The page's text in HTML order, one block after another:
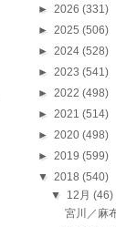
► 2026 (331)
► 2025 (506)
► 2024 (528)
► 2023 (541)
► 2022 (498)
► 2021 (514)
► 2020 (498)
► 2019 (599)
▼ 2018 (540)
▼ 12月(46)
宮川／麻